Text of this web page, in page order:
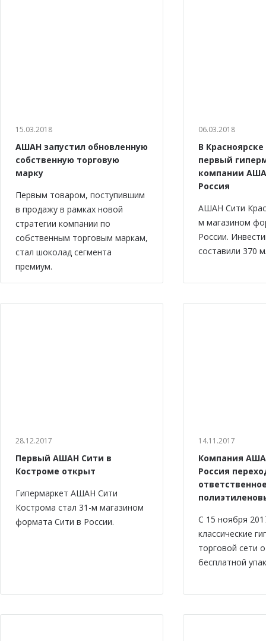
15.03.2018
АШАН запустил обновленную
собственную торговую
марку
Первым товаром, поступившим
в продажу в рамках новой
стратегии компании по
собственным торговым маркам,
стал шоколад сегмента
премиум.
06.03.2018
В
первый
компании
Россия
АШАН Сити
м магазином
России.
составили 370
28.12.2017
Первый АШАН Сити в
Костроме открыт
Гипермаркет АШАН Сити
Кострома стал 31-м магазином
формата Сити в России.
14.11.2017
Компания
Россия
С 15 ноября
классические
торговой сети
бесплатной